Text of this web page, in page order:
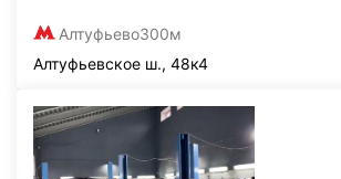
Алтуфьево300м
Алтуфьевское ш., 48к4